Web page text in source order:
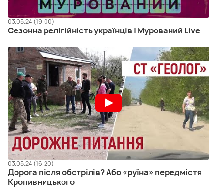
03.05.24 (19:00)
Сезонна релігійність українців | Мурований Live
03.05.24 (16:20)
Дорога після обстрілів? Або «руїна» передмістя
Кропивницького